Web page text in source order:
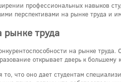
профессиональных навыков
перспективами на рынке труда и
рынке труда
на рынке
открывает дверь к
что оно дает студентам